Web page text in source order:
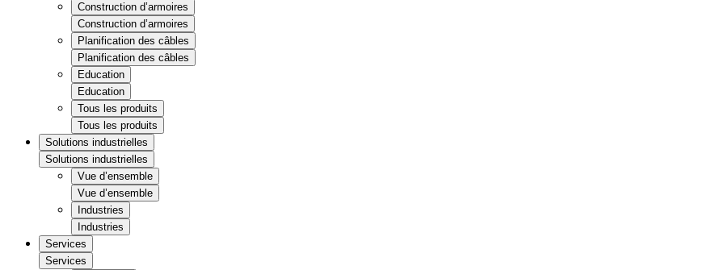
Construction d’armoires
Construction d’armoires
Planification des câbles
Planification des câbles
Education
Education
Tous les produits
Tous les produits
Solutions industrielles
Solutions industrielles
Vue d’ensemble
Vue d’ensemble
Industries
Industries
Services
Services